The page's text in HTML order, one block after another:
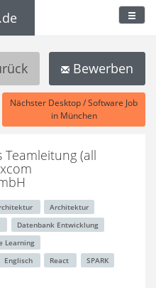
Bewerben
Nächster Desktop / Software Job
in München
(all
Architektur
Datenbank Entwicklung
Learning
Englisch React
SPARK